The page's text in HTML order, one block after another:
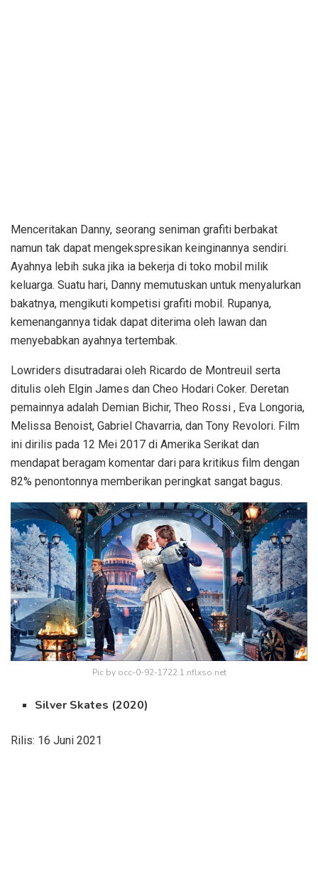
Menceritakan Danny, seorang seniman grafiti berbakat
namun tak dapat mengekspresikan keinginannya sendiri.
Ayahnya lebih suka jika ia bekerja di toko mobil milik
keluarga. Suatu hari, Danny memutuskan untuk menyalurkan
bakatnya, mengikuti kompetisi grafiti mobil. Rupanya,
kemenangannya tidak dapat diterima oleh lawan dan
menyebabkan ayahnya tertembak.
Lowriders disutradarai oleh Ricardo de Montreuil serta
ditulis oleh Elgin James dan Cheo Hodari Coker. Deretan
pemainnya adalah Demian Bichir, Theo Rossi , Eva Longoria,
Melissa Benoist, Gabriel Chavarria, dan Tony Revolori. Film
ini dirilis pada 12 Mei 2017 di Amerika Serikat dan
mendapat beragam komentar dari para kritikus film dengan
82% penontonnya memberikan peringkat sangat bagus.
Pic by occ-0-92-1722.1.nflxso.net
Silver Skates (2020)
Rilis: 16 Juni 2021